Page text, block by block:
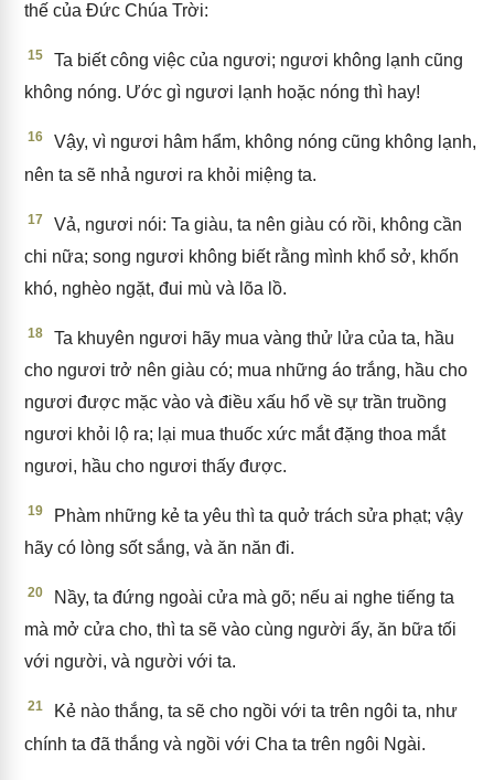
thế của Đức Chúa Trời:
15
Ta biết công việc của ngươi; ngươi không lạnh cũng
không nóng. Ước gì ngươi lạnh hoặc nóng thì hay!
16
Vậy, vì ngươi hâm hẩm, không nóng cũng không lạnh,
nên ta sẽ nhả ngươi ra khỏi miệng ta.
17
Vả, ngươi nói: Ta giàu, ta nên giàu có rồi, không cần
chi nữa; song ngươi không biết rằng mình khổ sở, khốn
khó, nghèo ngặt, đui mù và lõa lồ.
18
Ta khuyên ngươi hãy mua vàng thử lửa của ta, hầu
cho ngươi trở nên giàu có; mua những áo trắng, hầu cho
ngươi được mặc vào và điều xấu hổ về sự trần truồng
ngươi khỏi lộ ra; lại mua thuốc xức mắt đặng thoa mắt
ngươi, hầu cho ngươi thấy được.
19
Phàm những kẻ ta yêu thì ta quở trách sửa phạt; vậy
hãy có lòng sốt sắng, và ăn năn đi.
20
Nầy, ta đứng ngoài cửa mà gõ; nếu ai nghe tiếng ta
mà mở cửa cho, thì ta sẽ vào cùng người ấy, ăn bữa tối
với người, và người với ta.
21
Kẻ nào thắng, ta sẽ cho ngồi với ta trên ngôi ta, như
chính ta đã thắng và ngồi với Cha ta trên ngôi Ngài.